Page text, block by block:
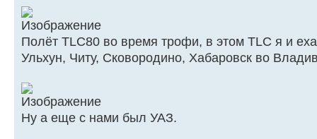
Полёт TLC80 во время трофи, в этом TLC я и
Ульхун, Читу, Сковородино, Хабаровск во
Ну а еще с нами был УАЗ.